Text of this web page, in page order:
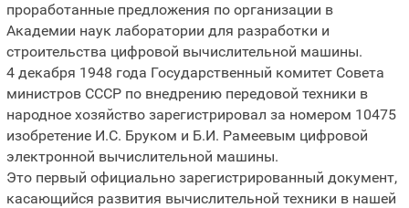
проработанные предложения по организации в
Академии наук лаборатории для разработки и
строительства цифровой вычислительной машины.
4 декабря 1948 года Государственный комитет Совета
министров СССР по внедрению передовой техники в
народное хозяйство зарегистрировал за номером 10475
изобретение И.С. Бруком и Б.И. Рамеевым цифровой
электронной вычислительной машины.
Это первый официально зарегистрированный документ,
касающийся развития вычислительной техники в нашей